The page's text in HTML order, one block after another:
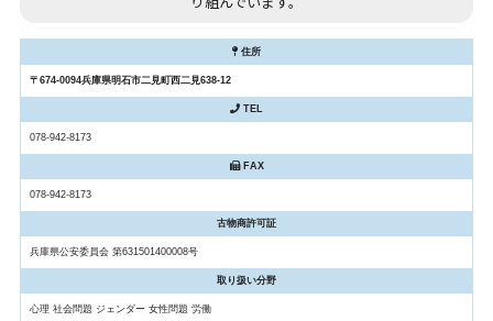
住所
〒674-0094兵庫県明石市二見町西二見638-12
TEL
078-942-8173
FAX
078-942-8173
古物商許可証
兵庫県公安委員会 第631501400008号
取り扱い分野
心理 社会問題 ジェンダー 女性問題 労働